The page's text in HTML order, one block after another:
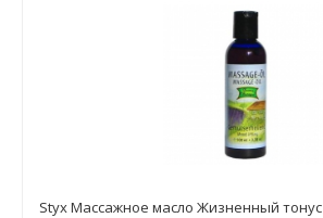
Styx Массажное масло Жизненный тонус